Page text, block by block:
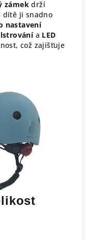
zámek drží
dítě ji snadno
nastavení
a LED
což zajišťuje